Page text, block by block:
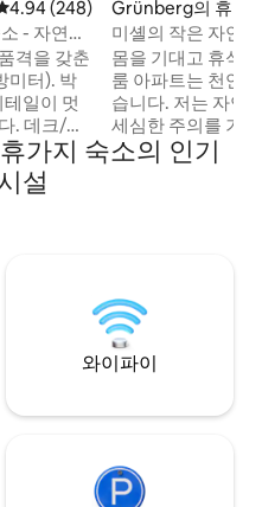
점 4.94점(5점 만점), 후기 248
4.94 (248)
- 자연스
격을 갖춘
미터). 박
일이 멋
. 데크/포
성한 연
자연 수영
변에 위
아 등 사고
가능
Grünberg의 휴가
미셸의 작은 자연
몸을 기대고 휴식
룸 아파트는 천연
습니다. 저는 자연 슬레이트와 오크 목재를
세심한 주의를 기울
스러운 인테리어
합니다. 이곳은 포
드라이브 투어를
가지 숙소의 인기
설
와이파이